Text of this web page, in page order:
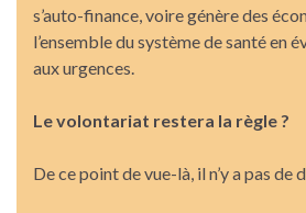
s’auto-finance, voire génère des
l’ensemble du système de santé en
aux urgences.
Le volontariat restera la règle ?
De ce point de vue-là, il n’y a pas de